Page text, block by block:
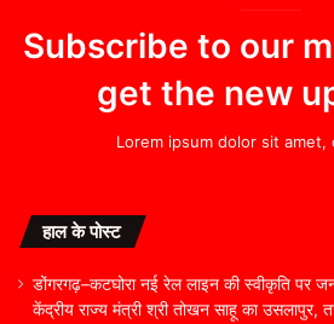
Subscribe to our
get the new
Lorem ipsum dolor sit amet,
हाल के पोस्ट
डोंगरगढ़–कटघोरा नई रेल लाइन की स्वीकृति पर
केंद्रीय राज्य मंत्री श्री तोखन साहू का उसलापुर,